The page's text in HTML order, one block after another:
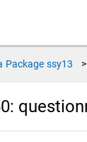
Package ssy13 >